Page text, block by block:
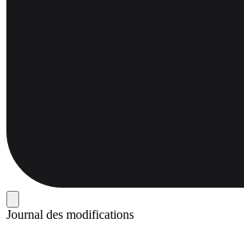
Journal des modifications